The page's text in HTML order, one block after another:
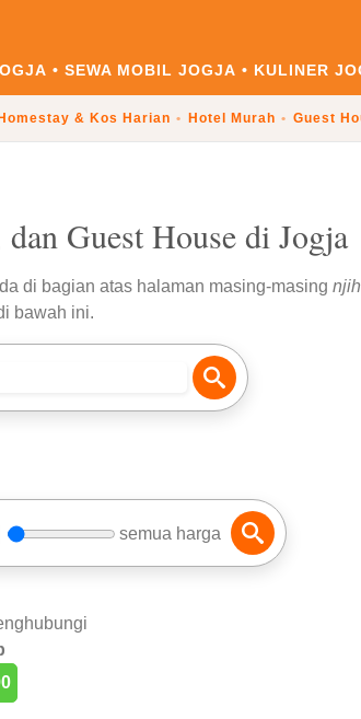
SEWA MOBIL JOGJA KULINER
Homestay & Kos Harian Hotel Murah Guest
Guest House di Jogja
di bagian atas halaman masing-masing njih
bawah ini.
semua harga